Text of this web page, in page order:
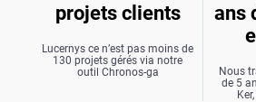
projets clients
Lucernys ce n’est pas moins de
130 projets gérés via notre
outil Chronos-ga
ans
Nous
de 5